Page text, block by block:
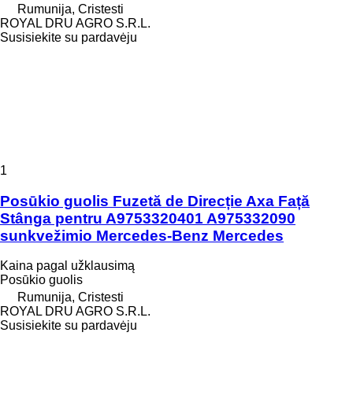
Rumunija, Cristesti
ROYAL DRU AGRO S.R.L.
Susisiekite su pardavėju
1
Posūkio guolis Fuzetă de Direcție Axa Față
Stânga pentru A9753320401 A975332090
sunkvežimio Mercedes-Benz Mercedes
Kaina pagal užklausimą
Posūkio guolis
Rumunija, Cristesti
ROYAL DRU AGRO S.R.L.
Susisiekite su pardavėju